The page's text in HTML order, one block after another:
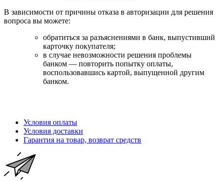
В зависимости от причины отказа в авторизации для решения
вопроса вы можете:
обратиться за разъяснениями в банк, выпустивший
карточку покупателя;
в случае невозможности решения проблемы
банком — повторить попытку оплаты,
воспользовавшись картой, выпущенной другим
банком.
Условия оплаты
Условия доставки
Гарантия на товар, возврат средств